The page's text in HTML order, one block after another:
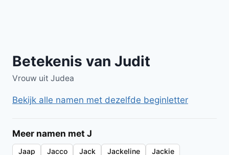
Betekenis van Judit
Vrouw uit Judea
Bekijk alle namen met dezelfde beginletter
Meer namen met J
Jaap Jacco Jack Jackeline
Jackie